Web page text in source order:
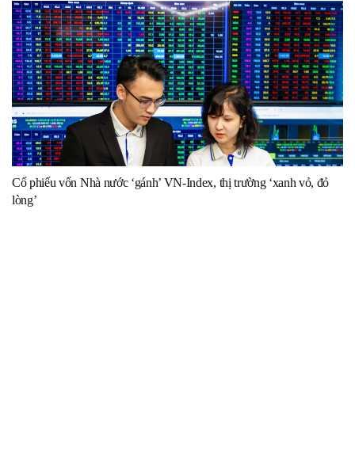
Cổ phiếu vốn Nhà nước ‘gánh’ VN-Index, thị trường ‘xanh vỏ, đỏ
lòng’